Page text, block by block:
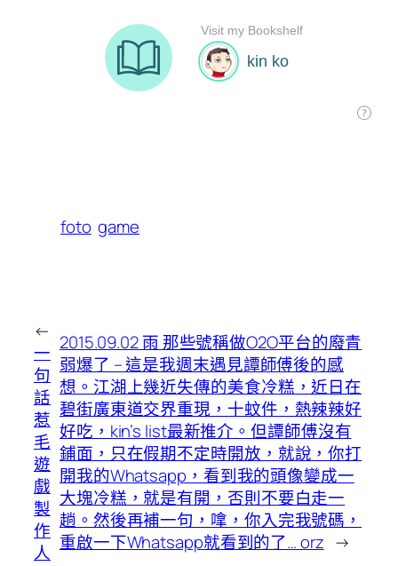
foto game
←
一
句
話
惹
毛
遊
戲
製
作
人
2015.09.02 雨 那些號稱做O2O平台的廢青
弱爆了 – 這是我週末遇見譚師傅後的感
想。江湖上幾近失傳的美食冷糕，近日在
碧街廣東道交界重現，十蚊件，熱辣辣好
好吃，kin’s list最新推介。但譚師傅沒有
鋪面，只在假期不定時開放，就說，你打
開我的Whatsapp，看到我的頭像變成一
大塊冷糕，就是有開，否則不要白走一
趟。然後再補一句，嗱，你入完我號碼，
重啟一下Whatsapp就看到的了… orz →